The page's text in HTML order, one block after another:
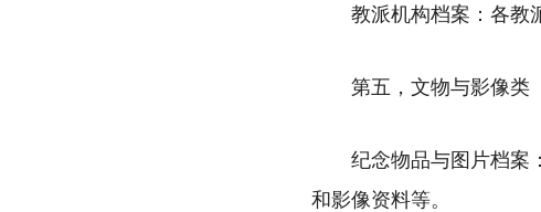
教派机构档案：各教
第五，文物与影像类
纪念物品与图片档案
和影像资料等。